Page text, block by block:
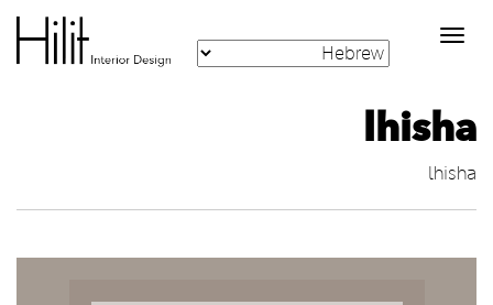
Toggle
navigation
lhisha
lhisha